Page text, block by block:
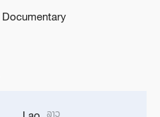
Documentary
ລາວ